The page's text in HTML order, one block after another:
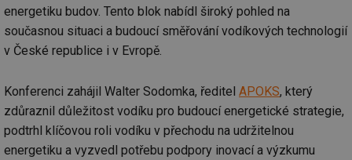
energetiku budov. Tento blok nabídl široký pohled na
současnou situaci a budoucí směřování vodíkových technologií
v České republice i v Evropě.
Konferenci zahájil Walter Sodomka, ředitel APOKS, který
zdůraznil důležitost vodíku pro budoucí energetické strategie,
podtrhl klíčovou roli vodíku v přechodu na udržitelnou
energetiku a vyzvedl potřebu podpory inovací a výzkumu